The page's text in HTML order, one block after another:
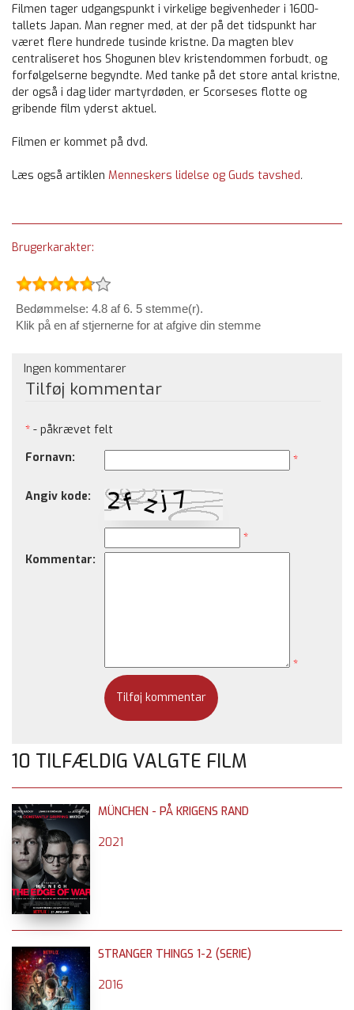
Filmen tager udgangspunkt i virkelige begivenheder i 1600-
tallets Japan. Man regner med, at der på det tidspunkt har
været flere hundrede tusinde kristne. Da magten blev
centraliseret hos Shogunen blev kristendommen forbudt, og
forfølgelserne begyndte. Med tanke på det store antal kristne,
der også i dag lider martyrdøden, er Scorseses flotte og
gribende film yderst aktuel.
Filmen er kommet på dvd.
Læs også artiklen Menneskers lidelse og Guds tavshed.
Brugerkarakter:
Bedømmelse: 4.8 af 6. 5 stemme(r).
Klik på en af stjernerne for at afgive din stemme
Ingen kommentarer
Tilføj kommentar
* - påkrævet felt
Fornavn:
*
Angiv kode:
*
Kommentar:
*
10 TILFÆLDIG VALGTE FILM
MÜNCHEN - PÅ KRIGENS RAND
2021
STRANGER THINGS 1-2 (SERIE)
2016